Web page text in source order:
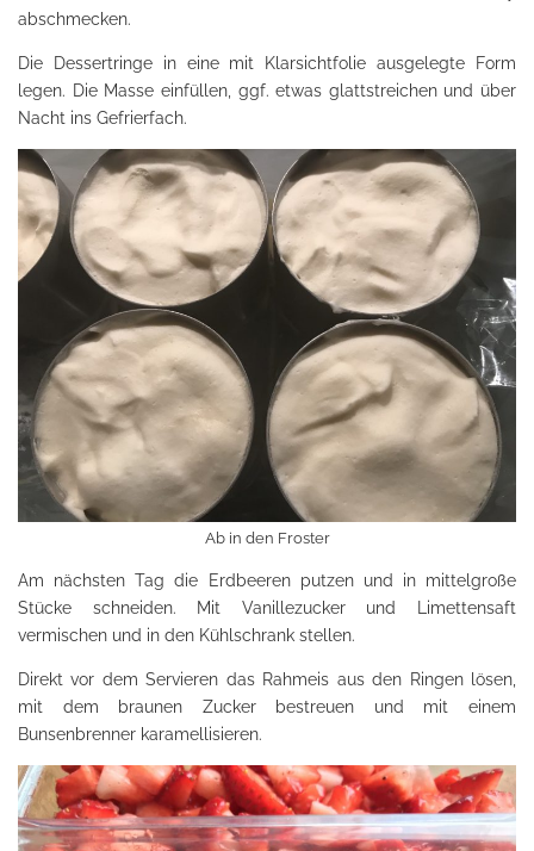
abschmecken.
Die Dessertringe in eine mit Klarsichtfolie ausgelegte Form
legen. Die Masse einfüllen, ggf. etwas glattstreichen und über
Nacht ins Gefrierfach.
Ab in den Froster
Am nächsten Tag die Erdbeeren putzen und in mittelgroße
Stücke schneiden. Mit Vanillezucker und Limettensaft
vermischen und in den Kühlschrank stellen.
Direkt vor dem Servieren das Rahmeis aus den Ringen lösen,
mit dem braunen Zucker bestreuen und mit einem
Bunsenbrenner karamellisieren.